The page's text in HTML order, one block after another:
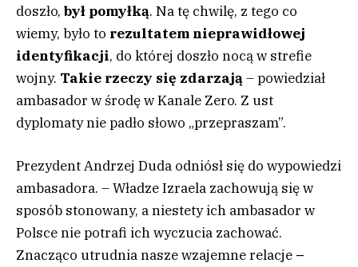
doszło, był pomyłką. Na tę chwilę, z tego co
wiemy, było to rezultatem nieprawidłowej
identyfikacji, do której doszło nocą w strefie
wojny. Takie rzeczy się zdarzają– powiedział
ambasador w środę w Kanale Zero. Z ust
dyplomaty nie padło słowo „przepraszam”.
Prezydent Andrzej Duda odniósł się do wypowiedzi
ambasadora. – Władze Izraela zachowują się w
sposób stonowany, a niestety ich ambasador w
Polsce nie potrafi ich wyczucia zachować.
Znacząco utrudnia nasze wzajemne relacje –